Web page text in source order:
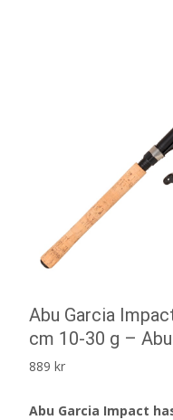
Abu Garcia
cm 10-30 g –
889 kr
Abu Garcia Impact